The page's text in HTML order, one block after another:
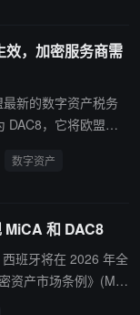
和转移进行公开透明
商现在必须将税务
项。虽然该指令自 1
的过渡期来调整系
效，加密服务商需
新的数字资产税务
资产服务提供商收
法规监管市场行
月 1 日前完成报告系
数字资产
MiCA 和 DAC8
班牙将在 2026 年全
资产市场条例》(MiC